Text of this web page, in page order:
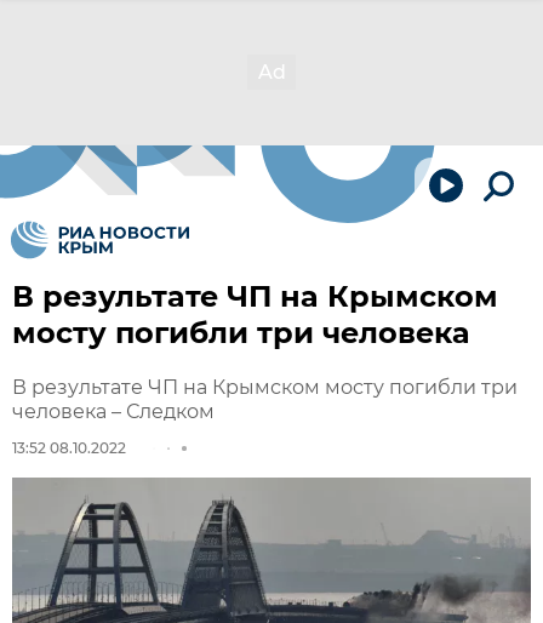
В результате ЧП на Крымском
мосту погибли три человека
В результате ЧП на Крымском мосту погибли три
человека – Следком
13:52 08.10.2022